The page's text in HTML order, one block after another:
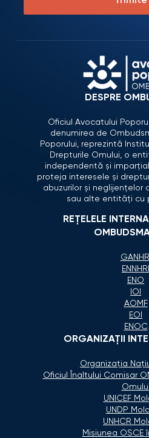
DESPRE
Oficiul Avocatului
denumirea de
Poporului, reprezintă
Drepturile Omului, o
independentă și
proteja interesele și
abuzurilor și neglijențelor
sau alte entități cu
REȚELELE
GANHRI
ENNHRI
ENO
IOI
AOMF
EOI
ENOC
ORGANIZAŢII
Organizaţia
Oficiul Înaltului Comisar
Omului
UNICEF
UNDP
UNHCR
Misiunea OSCE